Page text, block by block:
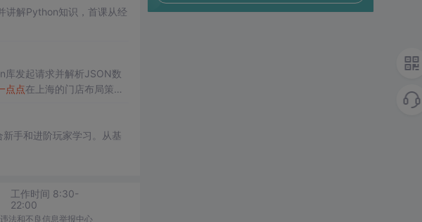
讲解Python知识，首课从经
库发起请求并解析JSON数
点点在上海的门店布局策
手和进阶玩家学习。从基
工作时间 8:30-
22:00
法和不良信息举报中心